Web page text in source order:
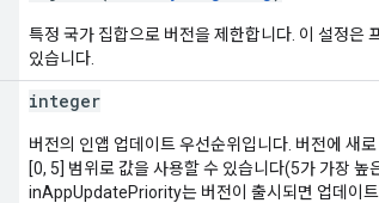
특정 국가 집합으로 버전을 제한합니다. 이 설정
있습니다.
integer
버전의 인앱 업데이트 우선순위입니다. 버전에 새
[0, 5] 범위로 값을 사용할 수 있습니다(5가 가장 높
inAppUpdatePriority는 버전이 출시되면 업데이트